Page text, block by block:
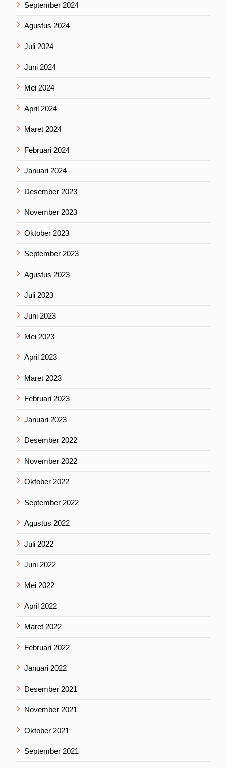
September 2024
Agustus 2024
Juli 2024
Juni 2024
Mei 2024
April 2024
Maret 2024
Februari 2024
Januari 2024
Desember 2023
November 2023
Oktober 2023
September 2023
Agustus 2023
Juli 2023
Juni 2023
Mei 2023
April 2023
Maret 2023
Februari 2023
Januari 2023
Desember 2022
November 2022
Oktober 2022
September 2022
Agustus 2022
Juli 2022
Juni 2022
Mei 2022
April 2022
Maret 2022
Februari 2022
Januari 2022
Desember 2021
November 2021
Oktober 2021
September 2021